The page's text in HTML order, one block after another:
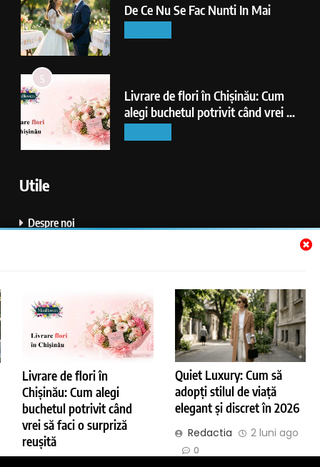
Livrare de flori în
Chișinău: Cum alegi
buchetul potrivit când
vrei să faci o surpriză
reușită
Quiet Luxury: Cum să
adopți stilul de viață
elegant și discret în 2026
Redactia 2 luni ago
0
De Ce Nu Se Fac Nunti In Mai
5
Livrare de flori în Chișinău: Cum
alegi buchetul potrivit când vrei să
faci o surpriză reușită
Ce Inseamna Cand Visezi Porumbei
INTERPRETAREA VISELOR
Cum Functioneaza Releul Bujii
Incandescente
TEHN & AI
1
Utile
Despre noi
Parteneri Media
Contact
Kissid.ro 2026. Powered ByBlazeThemes